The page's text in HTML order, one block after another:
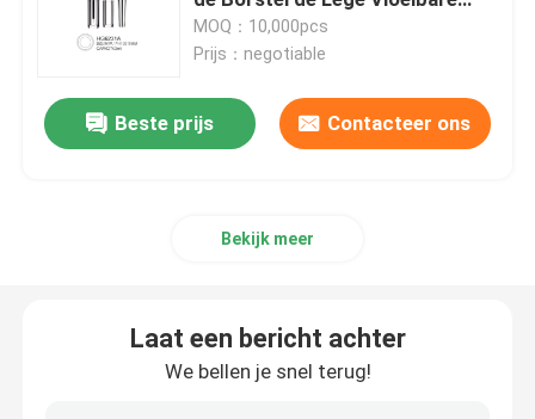
De Fles van het luxedruppelbuisje
cosmetische glazen fles
poeder compact geval
Eyeliner
MOQ：10,000pcs
Prijs：negotiable
Beste prijs Contacteer ons
Bekijk meer
Laat een bericht achter
We bellen je snel terug!